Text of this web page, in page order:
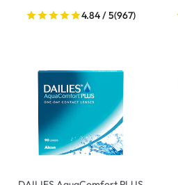
4.84 / 5(967)